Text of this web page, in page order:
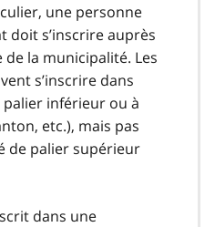
une personne
doit s’inscrire auprès
la municipalité. Les
s’inscrire dans
inférieur ou à
etc.), mais pas
de palier supérieur
dans une